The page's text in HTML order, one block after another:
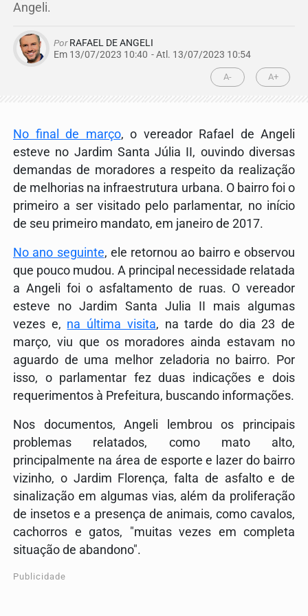
Angeli.
PorRAFAEL DE ANGELI
Em 13/07/2023 10:40 - Atl. 13/07/2023 10:54
A- A+
No final de março, o vereador Rafael de Angeli
esteve no Jardim Santa Júlia II, ouvindo diversas
demandas de moradores a respeito da realização
de melhorias na infraestrutura urbana. O bairro foi o
primeiro a ser visitado pelo parlamentar, no início
de seu primeiro mandato, em janeiro de 2017.
No ano seguinte, ele retornou ao bairro e observou
que pouco mudou. A principal necessidade relatada
a Angeli foi o asfaltamento de ruas. O vereador
esteve no Jardim Santa Julia II mais algumas
vezes e, na última visita, na tarde do dia 23 de
março, viu que os moradores ainda estavam no
aguardo de uma melhor zeladoria no bairro. Por
isso, o parlamentar fez duas indicações e dois
requerimentos à Prefeitura, buscando informações.
Nos documentos, Angeli lembrou os principais
problemas relatados, como mato alto,
principalmente na área de esporte e lazer do bairro
vizinho, o Jardim Florença, falta de asfalto e de
sinalização em algumas vias, além da proliferação
de insetos e a presença de animais, como cavalos,
cachorros e gatos, "muitas vezes em completa
situação de abandono".
Publicidade